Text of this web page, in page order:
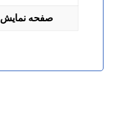
صفحه نمایش